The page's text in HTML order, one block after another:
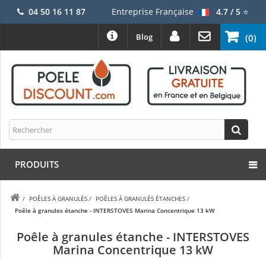
04 50 16 11 87 Entreprise Française 4.7 / 5⭐
(0)
Blog
PRODUITS
/ POÊLES À GRANULÉS / POÊLES À GRANULÉS ÉTANCHES /
Poêle à granules étanche - INTERSTOVES Marina Concentrique 13 kW
Poêle à granules étanche - INTERSTOVES
Marina Concentrique 13 kW